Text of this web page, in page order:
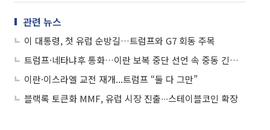
관련 뉴스
이 대통령, 첫 유럽 순방길…트럼프와 G7 회동 주목
트럼프·네타냐후 통화…이란 보복 중단 선언 속 중동 긴장 지속
이란·이스라엘 교전 재개...트럼프 “둘 다 그만”
블랙록 토큰화 MMF, 유럽 시장 진출∙∙∙스테이블코인 확장